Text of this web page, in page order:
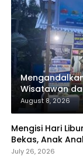
Wisatawan
Namu Sudah
Digital
August 8, 2026
Mengisi Hari
Bekas, Anak
Gantungan
July 26, 2026